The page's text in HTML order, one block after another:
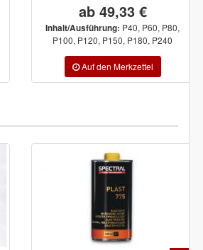
ab 49,33 €
Inhalt/Ausführung: P40, P60, P80,
P100, P120, P150, P180, P240